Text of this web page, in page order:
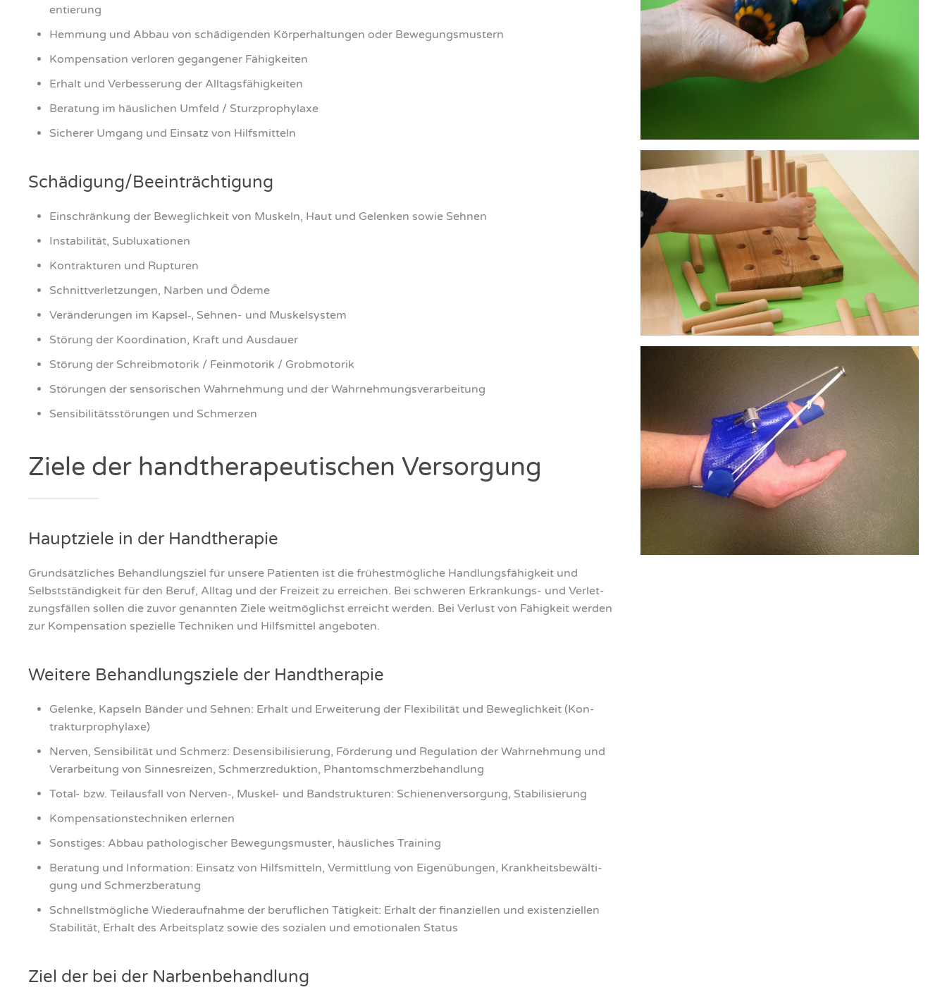
en­tie­rung
Hem­mung und Abbau von schä­di­gen­den Kör­per­hal­tun­gen oder Bewe­gungs­mus­tern
Kom­pen­sa­ti­on ver­lo­ren gegan­ge­ner Fähig­kei­ten
Erhalt und Ver­bes­se­rung der All­tags­fä­hig­kei­ten
Bera­tung im häus­li­chen Umfeld / Sturz­pro­phy­la­xe
Siche­rer Umgang und Ein­satz von Hilfs­mit­teln
Schädigung/Beeinträchtigung
Ein­schrän­kung der Beweg­lich­keit von Mus­keln, Haut und Gelen­ken sowie Seh­nen
Insta­bi­li­tät, Sub­lu­xa­tio­nen
Kon­trak­tu­ren und Rup­tu­ren
Schnitt­ver­let­zun­gen, Nar­ben und Öde­me
Ver­än­de­run­gen im Kapsel‑, Seh­nen- und Mus­kel­sys­tem
Stö­rung der Koor­di­na­ti­on, Kraft und Aus­dau­er
Stö­rung der Schreib­mo­to­rik / Fein­mo­to­rik / Grob­mo­to­rik
Stö­run­gen der sen­so­ri­schen Wahr­neh­mung und der Wahr­neh­mungs­ver­ar­bei­tung
Sen­si­bi­li­täts­stö­run­gen und Schmer­zen
Zie­le der hand­the­ra­peu­ti­schen Ver­sor­gung
Haupt­zie­le in der Hand­the­ra­pie
Grund­sätz­li­ches Behand­lungs­ziel für unse­re Pati­en­ten ist die frü­hest­mög­li­che Hand­lungs­fä­hig­keit und
Selbst­stän­dig­keit für den Beruf, All­tag und der Frei­zeit zu errei­chen. Bei schwe­ren Erkran­kungs- und Ver­let­
zungs­fäl­len sol­len die zuvor genann­ten Zie­le weit­mög­lichst erreicht wer­den. Bei Ver­lust von Fähig­keit wer­den
zur Kom­pen­sa­ti­on spe­zi­el­le Tech­ni­ken und Hilfs­mit­tel ange­bo­ten.
Wei­te­re Behand­lungs­zie­le der Hand­the­ra­pie
Gelen­ke, Kap­seln Bän­der und Seh­nen: Erhalt und Erwei­te­rung der Fle­xi­bi­li­tät und Beweg­lich­keit (Kon­
trak­tur­pro­phy­la­xe)
Ner­ven, Sen­si­bi­li­tät und Schmerz: Desen­si­bi­li­sie­rung, För­de­rung und Regu­la­ti­on der Wahr­neh­mung und
Ver­ar­bei­tung von Sin­nes­rei­zen, Schmerz­re­duk­ti­on, Phan­tom­schmerz­be­hand­lung
Total- bzw. Teil­aus­fall von Nerven‑, Mus­kel- und Band­struk­tu­ren: Schie­nen­ver­sor­gung, Sta­bi­li­sie­rung
Kom­pen­sa­ti­ons­tech­ni­ken erler­nen
Sons­ti­ges: Abbau patho­lo­gi­scher Bewe­gungs­mus­ter, häus­li­ches Trai­ning
Bera­tung und Infor­ma­ti­on: Ein­satz von Hilfs­mit­teln, Ver­mitt­lung von Eigen­übun­gen, Krank­heits­be­wäl­ti­
gung und Schmerz­be­ra­tung
Schnellst­mög­li­che Wie­der­auf­nah­me der beruf­li­chen Tätig­keit: Erhalt der finan­zi­el­len und exis­ten­zi­el­len
Sta­bi­li­tät, Erhalt des Arbeits­platz sowie des sozia­len und emo­tio­na­len Sta­tus
Ziel der bei der Nar­ben­be­hand­lung